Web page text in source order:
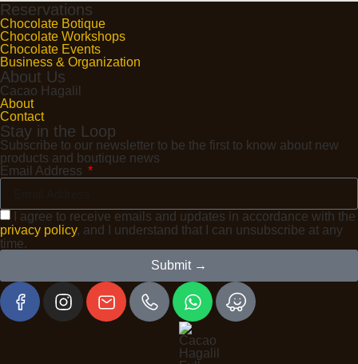
Reservations
Chocolate Botique
Chocolate Workshops
Chocolate Events
Business & Organization
About Us
Cacao Hagalil
About
Contact
Stay in the Loop
Subscribe to our newsletter to be the first to know about new
products and boutique news
Email Address
I agree to receive emails and updates in accordance with the
privacy policy, and I understand that I can unsubscribe at any
time.
Submit →